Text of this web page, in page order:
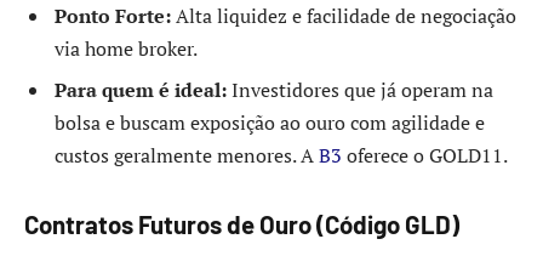
Ponto Forte:Alta liquidez e facilidade de negociação
via home broker.
Para quem é ideal:Investidores que já operam na
bolsa e buscam exposição ao ouro com agilidade e
custos geralmente menores. AB3 oferece o GOLD11.
Contratos Futuros de Ouro (Código GLD)